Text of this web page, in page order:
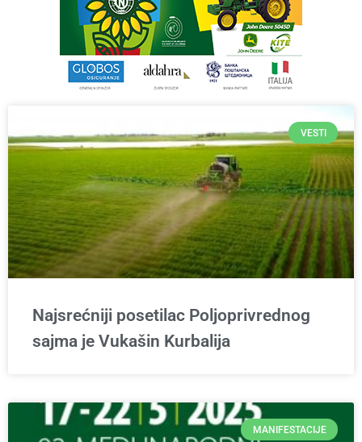
VESTI
Najsrećniji posetilac Poljoprivrednog
sajma je Vukašin Kurbalija
MANIFESTACIJE